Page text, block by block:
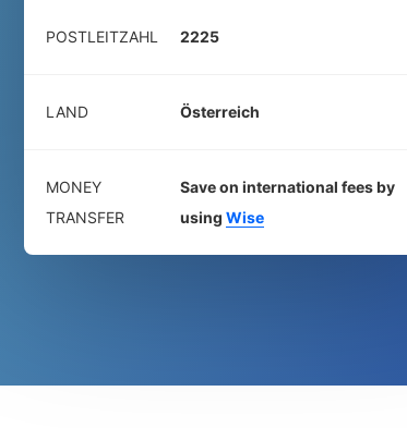
POSTLEITZAHL 2225
LAND Österreich
MONEY
TRANSFER
Save on international fees by
using Wise